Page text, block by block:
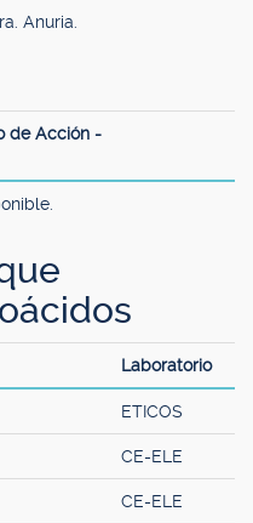
Anuria.
de Acción -
Laboratorio
ETICOS
CE-ELE
CE-ELE